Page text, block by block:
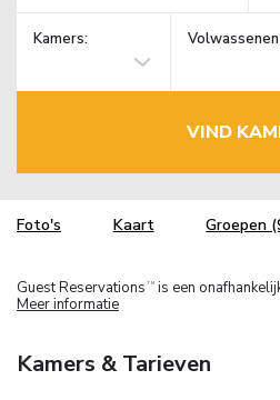
Kamers: Volwassenen
VIND
Foto's Kaart Groepen
Guest Reservations TM is een
Meer informatie
Kamers & Tarieven